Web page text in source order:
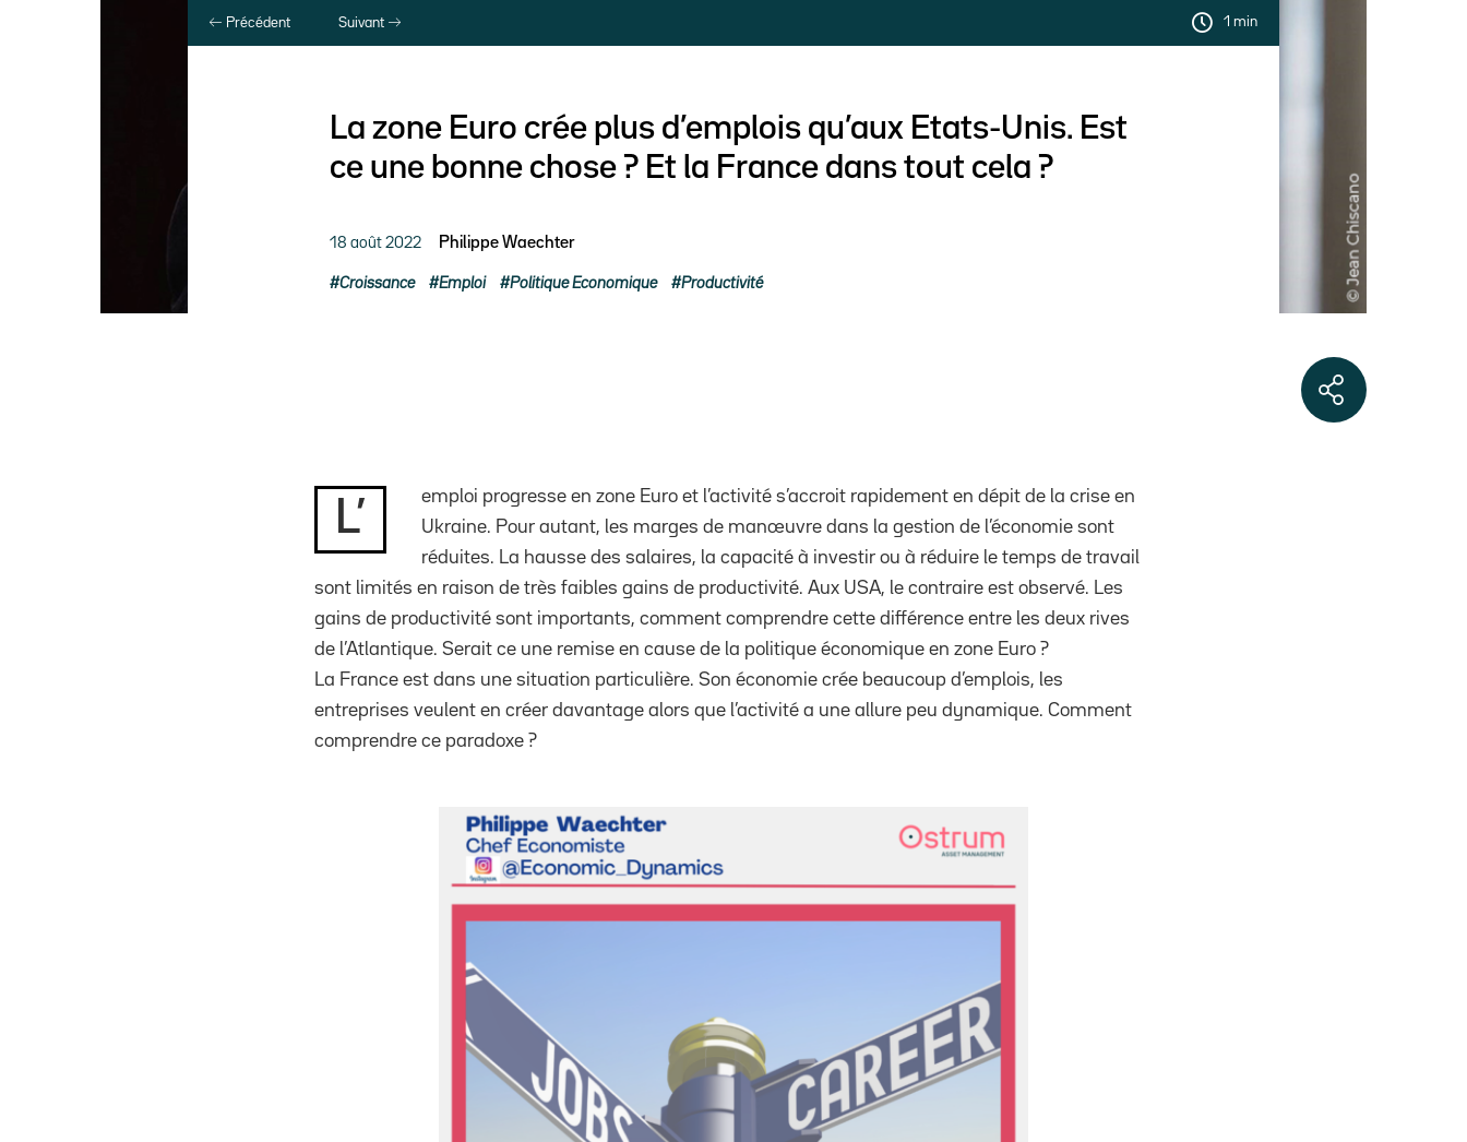
Précédent Suivant 1 min
La zone Euro crée plus d’emplois qu’aux Etats-Unis. Est
ce une bonne chose ? Et la France dans tout cela ?
18 août 2022 Philippe Waechter
Croissance Emploi Politique Economique Productivité
L’
emploi progresse en zone Euro et l’activité s’accroit rapidement en dépit de la crise en
Ukraine. Pour autant, les marges de manœuvre dans la gestion de l’économie sont
réduites. La hausse des salaires, la capacité à investir ou à réduire le temps de travail
sont limités en raison de très faibles gains de productivité. Aux USA, le contraire est observé. Les
gains de productivité sont importants, comment comprendre cette différence entre les deux rives
de l’Atlantique. Serait ce une remise en cause de la politique économique en zone Euro ?
La France est dans une situation particulière. Son économie crée beaucoup d’emplois, les
entreprises veulent en créer davantage alors que l’activité a une allure peu dynamique. Comment
comprendre ce paradoxe ?